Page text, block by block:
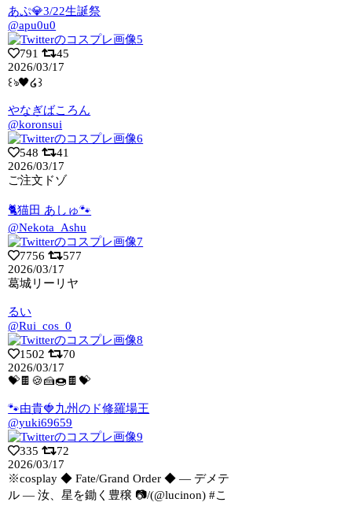
あぷ💎3/22生誕祭
@apu0u0
791
45
2026/03/17
꒰ঌ🖤໒꒱
やなぎばころん
@koronsui
548
41
2026/03/17
ご注文ドゾ
🐈猫田 あしゅ🐾
@Nekota_Ashu
7756
577
2026/03/17
葛城リーリヤ
るい
@Rui_cos_0
1502
70
2026/03/17
💝🍫🍪🍰🍩🍫💝
🐾由貴🍓九州のド修羅場王
@yuki69659
335
72
2026/03/17
※cosplay ◆ Fate/Grand Order ◆ ― デメテ
ル ―汝、星を鋤く豊穣 📷/(@lucinon) #こ